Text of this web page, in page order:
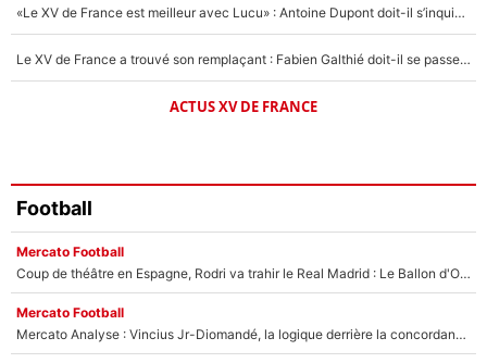
«Le XV de France est meilleur avec Lucu» : Antoine Dupont doit-il s’inquiéter pour sa place ?
Le XV de France a trouvé son remplaçant : Fabien Galthié doit-il se passer d'Antoine Dupont ?
ACTUS XV DE FRANCE
Football
Mercato Football
Coup de théâtre en Espagne, Rodri va trahir le Real Madrid : Le Ballon d'Or a choisi de signer au FC Barcelone !
Mercato Football
Mercato Analyse : Vincius Jr-Diomandé, la logique derrière la concordance des temps